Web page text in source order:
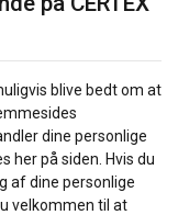
blive bedt om at
dine personlige
her på siden. Hvis du
af dine personlige
velkommen til at